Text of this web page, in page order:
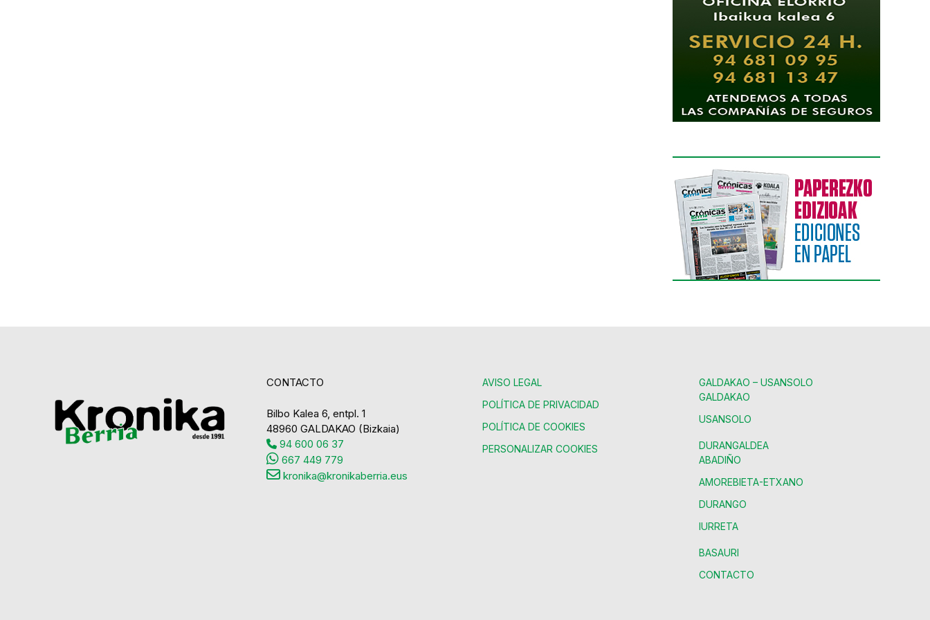
CONTACTO
Bilbo Kalea 6, entpl. 1
48960 GALDAKAO (Bizkaia)
94 600 06 37
667 449 779
kronika@kronikaberria.eus
AVISO LEGAL
POLÍTICA DE PRIVACIDAD
POLÍTICA DE COOKIES
PERSONALIZAR COOKIES
GALDAKAO – USANSOLO
GALDAKAO
USANSOLO
DURANGALDEA
ABADIÑO
AMOREBIETA-ETXANO
DURANGO
IURRETA
BASAURI
CONTACTO